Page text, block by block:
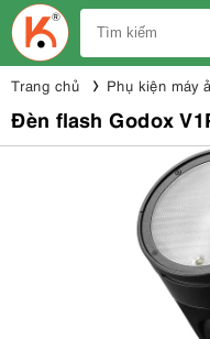
Trang chủ Phụ kiện máy
Đèn flash Godox